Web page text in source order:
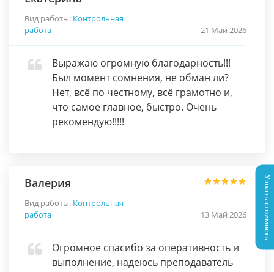
Вид работы: Контрольная
работа
21 Май 2026
Выражаю огромную благодарность!!!
Был момент сомнения, не обман ли?
Нет, всё по честному, всё грамотно и,
что самое главное, быстро. Очень
рекомендую!!!!!
Валерия
Вид работы: Контрольная
работа
13 Май 2026
Огромное спасибо за оперативность и
выполнение, надеюсь преподаватель
Узнать стоимость